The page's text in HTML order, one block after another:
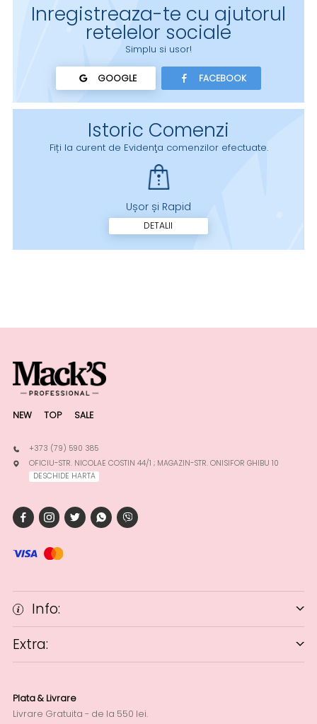
Inregistreaza-te cu ajutorul
retelelor sociale
Simplu si usor!
GOOGLE FACEBOOK
Istoric Comenzi
Fiți la curent de Evidenţa comenzilor efectuate.
Ușor și Rapid
DETALII
NEW TOP SALE
+373 (79) 590 385
OFICIU-STR. NICOLAE COSTIN 44/1 ; MAGAZIN-STR. ONISIFOR GHIBU 10
DESCHIDE HARTA
Info:
Extra:
Plata & Livrare
Livrare Gratuita - de la 550 lei.